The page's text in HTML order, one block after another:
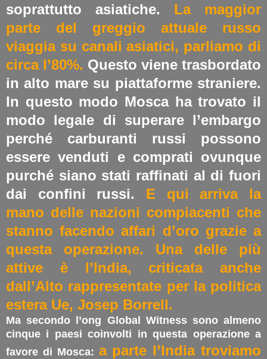
soprattutto asiatiche. La maggior
parte del greggio attuale russo
viaggia su canali asiatici, parliamo di
circa l’80%. Questo viene trasbordato
in alto mare su piattaforme straniere.
In questo modo Mosca ha trovato il
modo legale di superare l’embargo
perché carburanti russi possono
essere venduti e comprati ovunque
purché siano stati raffinati al di fuori
dai confini russi. E qui arriva la
mano delle nazioni compiacenti che
stanno facendo affari d’oro grazie a
questa operazione. Una delle più
attive è l’India, criticata anche
dall’Alto rappresentate per la politica
estera Ue, Josep Borrell.
Ma secondo l’ong Global Witness sono almeno
cinque i paesi coinvolti in questa operazione a
favore di Mosca: a parte l’India troviamo